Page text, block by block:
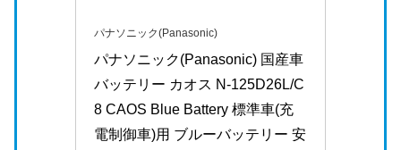
パナソニック(Panasonic)
パナソニック(Panasonic) 国産車
バッテリー カオス N-125D26L/C
8 CAOS Blue Battery 標準車(充
電制御車)用 ブルーバッテリー 安